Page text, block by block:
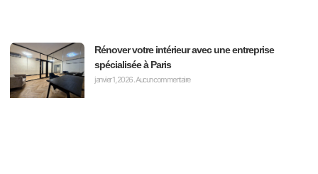
Rénover votre intérieur avec une entreprise
spécialisée à Paris
janvier 1, 2026Aucun commentaire